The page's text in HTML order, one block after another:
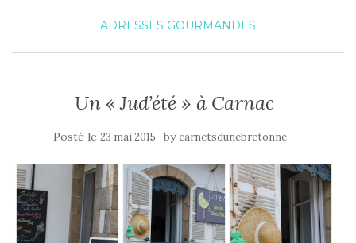
ADRESSES GOURMANDES
Un « Jud’été » à Carnac
Posté le 23 mai 2015 bycarnetsdunebretonne